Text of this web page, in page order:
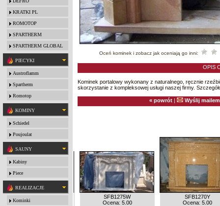
KRATKI PL
ROMOTOP
SPARTHERM
SPARTHERM GLOBAL
PIECYKI
Austroflamm
Spartherm
Romotop
KOMINY
Schiedel
Poujoulat
SAUNY
Kabiny
Piece
REALIZACJE
Kominki
Oceń kominek i zobacz jak oceniają go inni:
OPIS
Kominek portalowy wykonany z naturalnego, ręcznie
skorzystanie z kompleksowej usługi naszej firmy.
« powrót| Wyślij
Ocena: 5.00
SFB1275W
Ocena: 5.00
SFB1270Y
Ocena: 5.00